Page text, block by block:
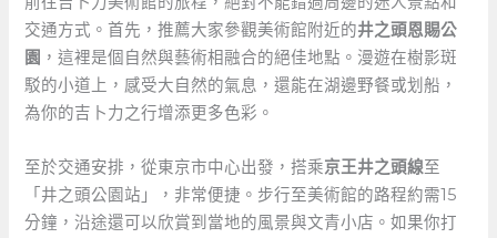
交通方式。首先，推薦大家參觀美術館附近的井之頭恩賜公
園 ，這裡是個自然與藝術相融合的絕佳地點。漫遊在樹影斑
駁的小道上，感受大自然的氣息，還能在湖邊野餐或划船，
為你的吉卜力之行增添更多色彩。
至於交通安排，從東京市中心出發，搭乘京王井之頭線至
「井之頭公園站」，非常便捷。步行至美術館的路程約需15
分鐘，沿途還可以欣賞到當地的風景與文青小店。如果你打